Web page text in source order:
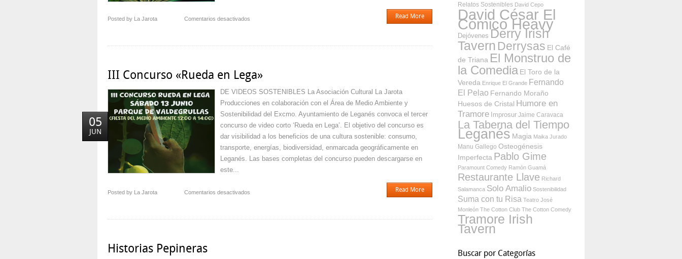
Posted by La Jarota Comentarios desactivados
de
Read More
III Concurso «Rueda en Lega»
05
JUN
DE VIDEOS SOSTENIBLES La Asociación Cultural La Jarota
Producciones en colaboración con el Área de Medio Ambiente y
Sostenibilidad del Excmo. Ayuntamiento de Leganés convoca el tercer
concurso de video corto ‘Rueda en Lega’. El objetivo del concurso es
dar visibilidad a los beneficios de una cultura sostenible: consumo,
transporte, energías, biodiversidad, enmarcada geográficamente en
Leganés. Las bases completas del concurso pueden descargarse en
este...
Posted by La Jarota Comentarios desactivados
«Rueda
Read More
Historias Pepineras
Relatos Sostenibles David Cepo
David César El
Cómico Heavy
Dejóvenes Derry Irish
Tavern Derrysas El Café
de Triana El Monstruo de
la Comedia El Toro de la
Vereda Enrique El Grande Fernando
El Pelao Fernando Moraño
Huesos de Cristal Humore en
Tramore Improsur Jaime Caravaca
La Taberna del Tiempo
Leganés Magia Maika Jurado
Manu Gallego Osteogénesis
Imperfecta Pablo Gime
Paramount Comedy Ramón Guamá
Restaurante Llave Richard
Salamanca Solo Amalio Sostenibilidad
Suma con tu Risa Teatro José
Monleón The Cotton Club The Cotton Comedy
Tramore Irish
Tavern
Buscar por Categorías